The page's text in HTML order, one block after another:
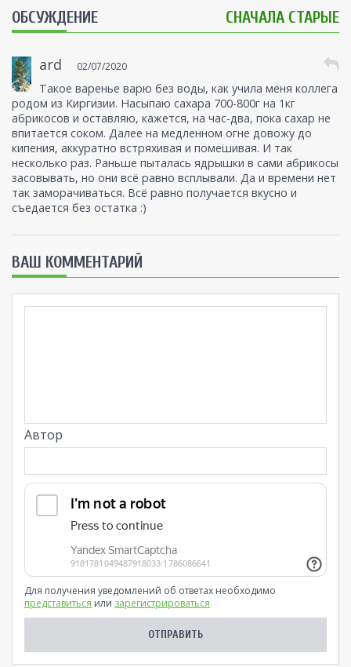
ОБСУЖДЕНИЕ СНАЧАЛА СТАРЫЕ
ard 02/07/2020
Такое варенье варю без воды, как учила меня коллега
родом из Киргизии. Насыпаю сахара 700-800г на 1кг
абрикосов и оставляю, кажется, на час-два, пока сахар не
впитается соком. Далее на медленном огне довожу до
кипения, аккуратно встряхивая и помешивая. И так
несколько раз. Раньше пыталась ядрышки в сами абрикосы
засовывать, но они всё равно всплывали. Да и времени нет
так заморачиваться. Всё равно получается вкусно и
съедается без остатка :)
ВАШ КОММЕНТАРИЙ
Автор
Для получения уведомлений об ответах необходимо
представиться или зарегистрироваться